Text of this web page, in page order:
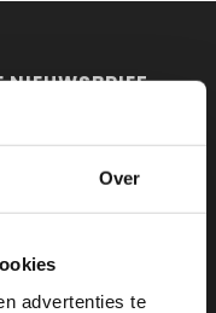
Over
advertenties te
NIEUWSBRIEF
en laatste